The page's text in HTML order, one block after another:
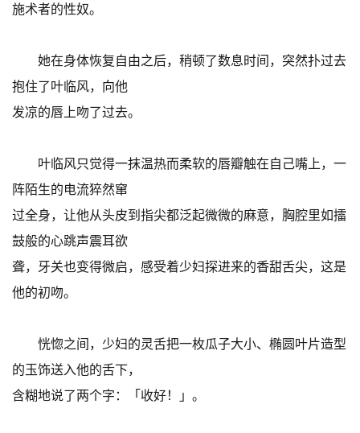
施术者的性奴。
她在身体恢复自由之后，稍顿了数息时间，突然扑过去
抱住了叶临风，向他
发凉的唇上吻了过去。
叶临风只觉得一抹温热而柔软的唇瓣触在自己嘴上，一
阵陌生的电流猝然窜
过全身，让他从头皮到指尖都泛起微微的麻意，胸腔里如擂
鼓般的心跳声震耳欲
聋，牙关也变得微启，感受着少妇探进来的香甜舌尖，这是
他的初吻。
恍惚之间，少妇的灵舌把一枚瓜子大小、椭圆叶片造型
的玉饰送入他的舌下，
含糊地说了两个字：「收好！」。